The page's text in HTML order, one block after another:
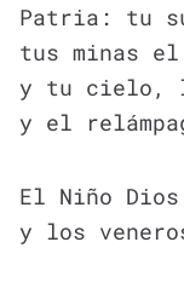
Patria: tu
tus minas
y tu cielo,
y el
El Niño
y los